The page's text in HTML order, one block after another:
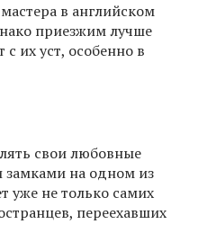
в английском
приезжим лучше
с их уст, особенно в
свои любовные
на одном из
уже не только самих
переехавших